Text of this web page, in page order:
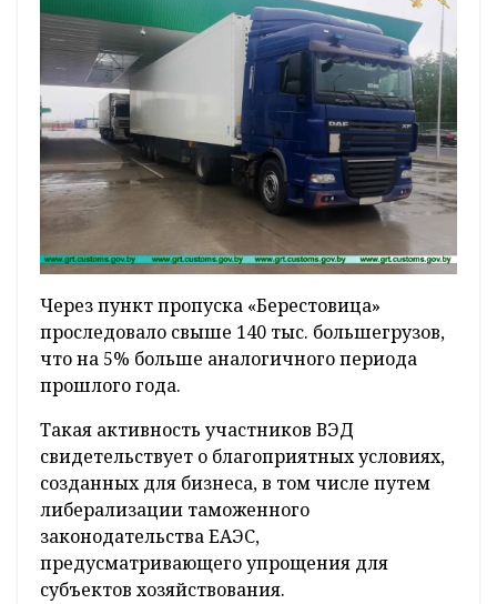
Через пункт пропуска «Берестовица»
проследовало свыше 140 тыс. большегрузов,
что на 5% больше аналогичного периода
прошлого года.
Такая активность участников ВЭД
свидетельствует о благоприятных условиях,
созданных для бизнеса, в том числе путем
либерализации таможенного
законодательства ЕАЭС,
предусматривающего упрощения для
субъектов хозяйствования.